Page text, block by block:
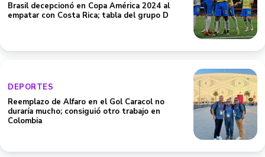
Brasil decepcionó en Copa América 2024 al
empatar con Costa Rica; tabla del grupo D
DEPORTES
Reemplazo de Alfaro en el Gol Caracol no
duraría mucho; consiguió otro trabajo en
Colombia